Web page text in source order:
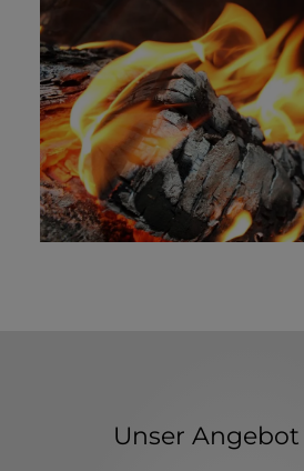
Unser Angebot